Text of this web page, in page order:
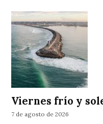
Viernes frío y
7 de agosto de 2026